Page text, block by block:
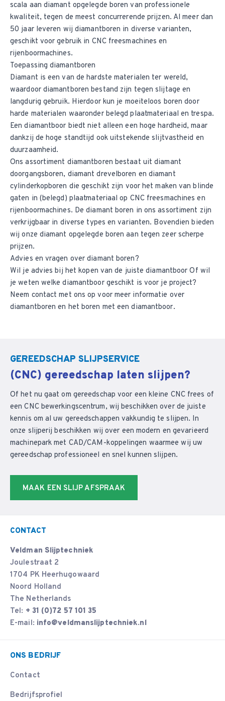
scala aan diamant opgelegde boren van professionele
kwaliteit, tegen de meest concurrerende prijzen. Al meer dan
50 jaar leveren wij diamantboren in diverse varianten,
geschikt voor gebruik in CNC freesmachines en
rijenboormachines.
Toepassing diamantboren
Diamant is een van de hardste materialen ter wereld,
waardoor diamantboren bestand zijn tegen slijtage en
langdurig gebruik. Hierdoor kun je moeiteloos boren door
harde materialen waaronder belegd plaatmateriaal en trespa.
Een diamantboor biedt niet alleen een hoge hardheid, maar
dankzij de hoge standtijd ook uitstekende slijtvastheid en
duurzaamheid.
Ons assortiment diamantboren bestaat uitdiamant
doorgangsboren, diamant drevelboren en diamant
cylinderkopboren die geschikt zijn voor het maken van blinde
gaten in (belegd) plaatmateriaal op CNC freesmachines en
rijenboormachines. De diamant boren in ons assortiment zijn
verkrijgbaar in diverse types en varianten. Bovendien bieden
wij onze diamant opgelegde boren aan tegen zeer scherpe
prijzen.
Advies en vragen over diamant boren?
Wil je advies bij het kopen van de juiste diamantboor Of wil
je weten welke diamantboor geschikt is voor je project?
Neem contact met ons op voor meer informatie over
diamantboren en het boren met een diamantboor.
GEREEDSCHAP SLIJPSERVICE
(CNC) gereedschap laten slijpen?
Of het nu gaat om gereedschap voor een kleine CNC frees of
een CNC bewerkingscentrum, wij beschikken over de juiste
kennis om al uw gereedschappen vakkundig te slijpen. In
onze slijperij beschikken wij over een modern en gevarieerd
machinepark met CAD/CAM-koppelingen waarmee wij uw
gereedschap professioneel en snel kunnen slijpen.
MAAK EEN SLIJP AFSPRAAK
CONTACT
Veldman Slijptechniek
Joulestraat 2
1704 PK Heerhugowaard
Noord Holland
The Netherlands
Tel: + 31 (0)72 57 101 35
E-mail: info@veldmanslijptechniek.nl
ONS BEDRIJF
Contact
Bedrijfsprofiel